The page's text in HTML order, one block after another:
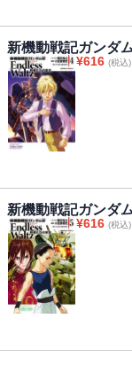
新機動戦記ガンダ
¥616 (税込)
新機動戦記ガンダ
¥616 (税込)